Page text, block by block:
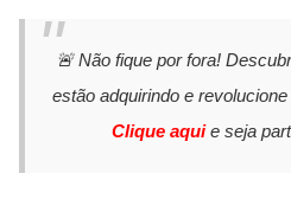
🚨 Não fique por fora!
estão adquirindo e
Clique aquie seja